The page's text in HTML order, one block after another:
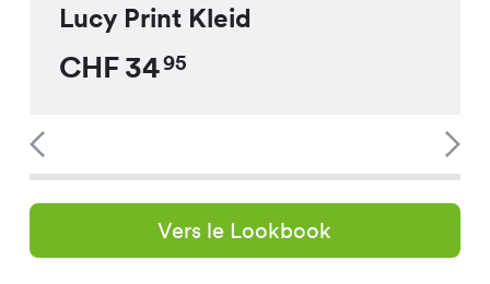
Lucy Print Kleid
CHF3495
Vers le Lookbook